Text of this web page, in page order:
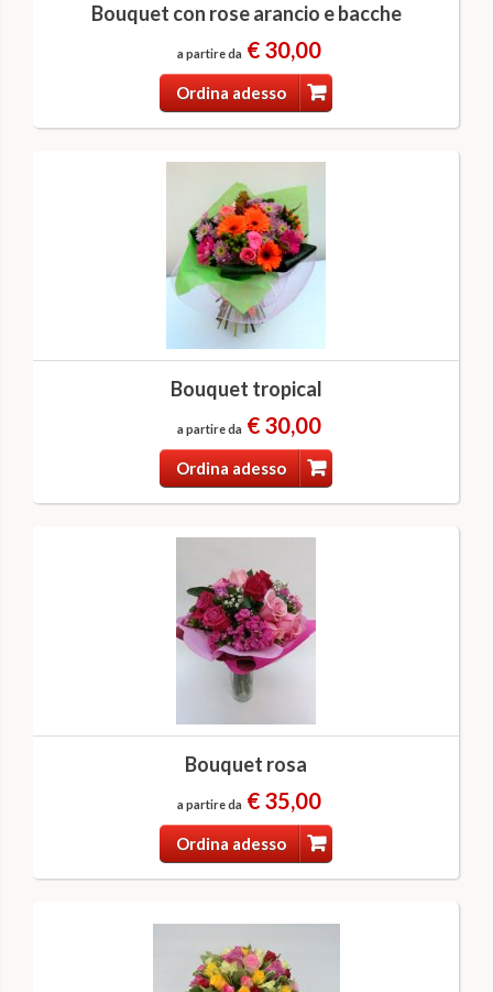
Bouquet con rose arancio e bacche
a partire da € 30,00
Ordina adesso
Bouquet tropical
a partire da € 30,00
Ordina adesso
Bouquet rosa
a partire da € 35,00
Ordina adesso